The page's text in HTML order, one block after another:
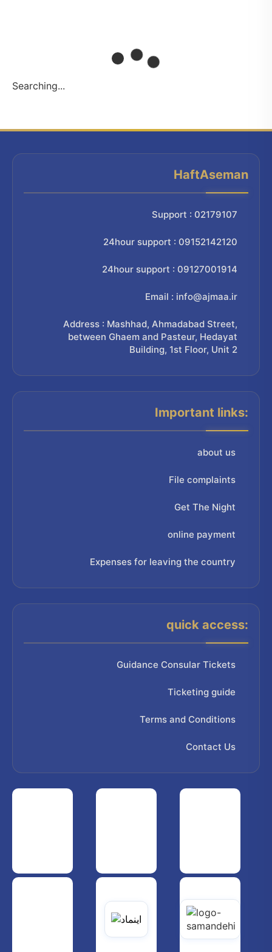
Searching...
HaftAseman
Support : 02179107
24hour support : 09152142120
24hour support : 09127001914
Email : info@ajmaa.ir
Address : Mashhad, Ahmadabad Street,
between Ghaem and Pasteur, Hedayat
Building, 1st Floor, Unit 2
Important links:
about us
File complaints
Get The Night
online payment
Expenses for leaving the country
quick access:
Guidance Consular Tickets
Ticketing guide
Terms and Conditions
Contact Us